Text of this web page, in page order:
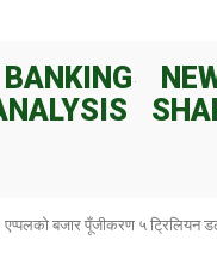
BANKING
बजार पूँजीकरण ५ ट्रिलियन डलर
राष्ट्र बैंकले ८२ दिनका लागि १०० अर्ब